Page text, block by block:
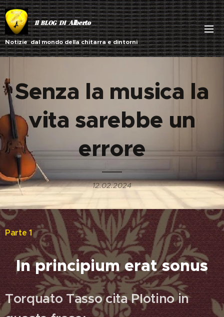
Il BLOG DIAlberto
Notizie dal mondo della chitarra e dintorni
Senza la musica la
vita sarebbe un
errore
12.02.2024
Parte 1
In principium erat sonus
Torquato Tasso cita Plotino in